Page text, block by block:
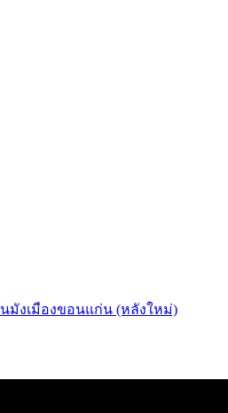
งเมืองขอนแก่น (หลังใหม่)